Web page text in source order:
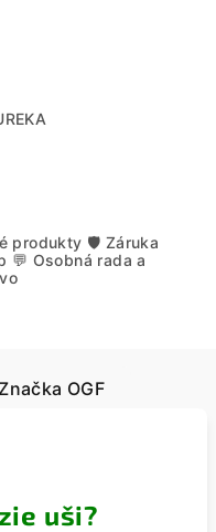
produkty 🛡️ Záruka
💬 Osobná rada a
Značka OGF
uši?